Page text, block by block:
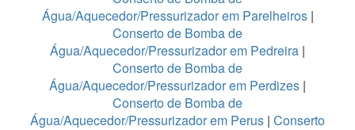
Água/Aquecedor/Pressurizador em Parelheiros|
Conserto de Bomba de
Água/Aquecedor/Pressurizador em Pedreira |
Conserto de Bomba de
Água/Aquecedor/Pressurizador em Perdizes |
Conserto de Bomba de
Água/Aquecedor/Pressurizador em Perus | Conserto